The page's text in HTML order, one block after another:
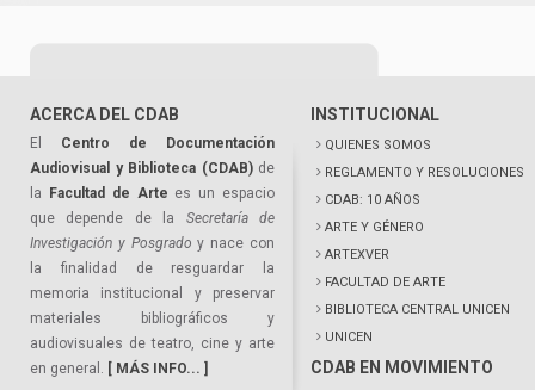
ACERCA DEL CDAB
El Centro de Documentación
Audiovisual y Biblioteca (CDAB)de
la
Facultad de Arte es un espacio
que depende de la Secretaría de
Investigación y Posgrado y nace con
la finalidad de resguardar la
memoria institucional y preservar
materiales bibliográficos y
audiovisuales de teatro, cine y arte
en general. [ MÁS INFO... ]
INSTITUCIONAL
QUIENES SOMOS
REGLAMENTO Y RESOLUCIONES
CDAB: 10 AÑOS
ARTE Y GÉNERO
ARTEXVER
FACULTAD DE ARTE
BIBLIOTECA CENTRAL UNICEN
UNICEN
CDAB EN MOVIMIENTO